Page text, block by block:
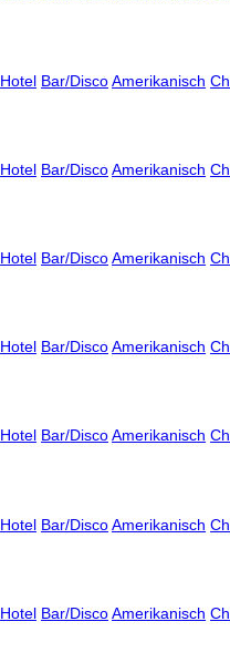
Hotel Bar/Disco Amerikanisch
Hotel Bar/Disco Amerikanisch
Hotel Bar/Disco Amerikanisch
Hotel Bar/Disco Amerikanisch
Hotel Bar/Disco Amerikanisch
Hotel Bar/Disco Amerikanisch
Hotel Bar/Disco Amerikanisch